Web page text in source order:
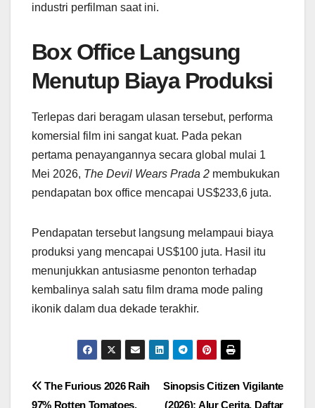
industri perfilman saat ini.
Box Office Langsung
Menutup Biaya Produksi
Terlepas dari beragam ulasan tersebut, performa
komersial film ini sangat kuat. Pada pekan
pertama penayangannya secara global mulai 1
Mei 2026, The Devil Wears Prada 2 membukukan
pendapatan box office mencapai US$233,6 juta.
Pendapatan tersebut langsung melampaui biaya
produksi yang mencapai US$100 juta. Hasil itu
menunjukkan antusiasme penonton terhadap
kembalinya salah satu film drama mode paling
ikonik dalam dua dekade terakhir.
Navigasi
Sinopsis Citizen Vigilante
(2026): Alur Cerita, Daftar
The Furious 2026 Raih
97% Rotten Tomatoes,